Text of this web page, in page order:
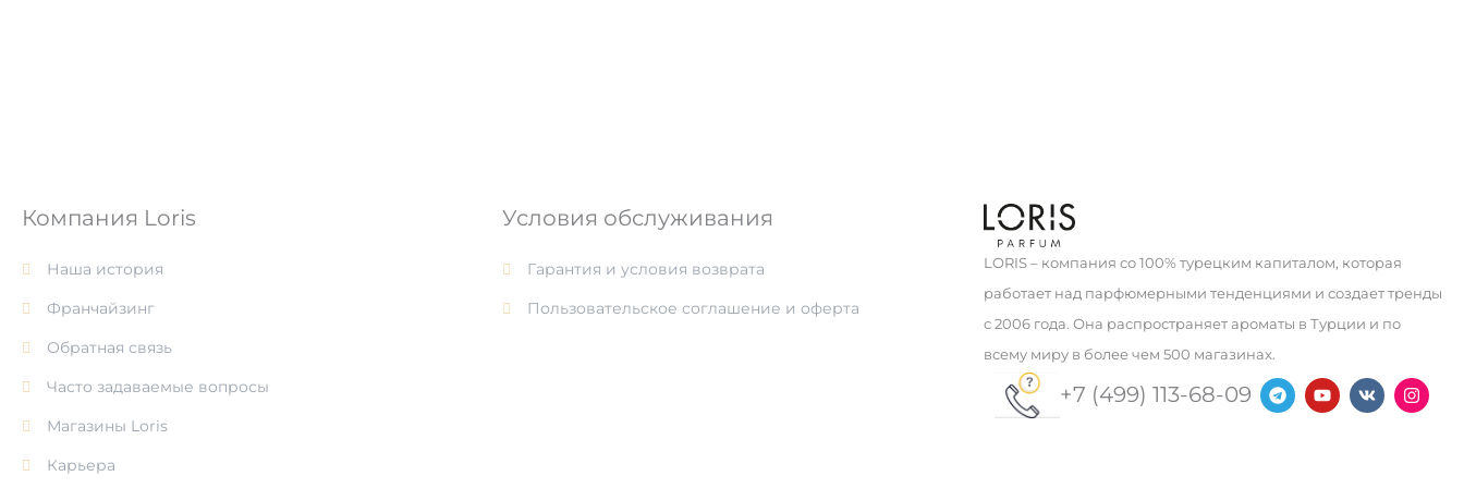
Компания Loris
Наша история
Франчайзинг
Обратная связь
Часто задаваемые вопросы
Магазины Loris
Карьера
Условия обслуживания
Гарантия и условия возврата
Пользовательское соглашение и оферта
LORIS – компания со 100% турецким капиталом, которая
работает над парфюмерными тенденциями и создает тренды
с 2006 года. Она распространяет ароматы в Турции и по
всему миру в более чем 500 магазинах.
+7 (499) 113-68-09
T
e
l
Y
o
u
V
k
I
n
s